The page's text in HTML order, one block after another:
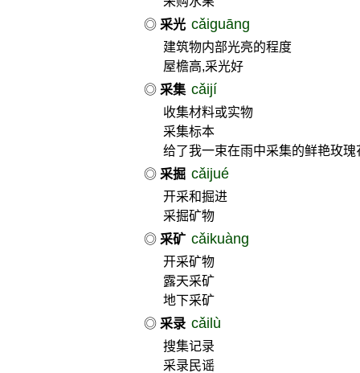
◎ 采光 cǎiguāng
建筑物内部光亮的程度
屋檐高,采光好
◎ 采集 cǎijí
收集材料或实物
采集标本
给了我一束在雨中采集的鲜艳玫瑰
◎ 采掘 cǎijué
开采和掘进
采掘矿物
◎ 采矿 cǎikuàng
开采矿物
露天采矿
地下采矿
◎ 采录 cǎilù
搜集记录
采录民谣